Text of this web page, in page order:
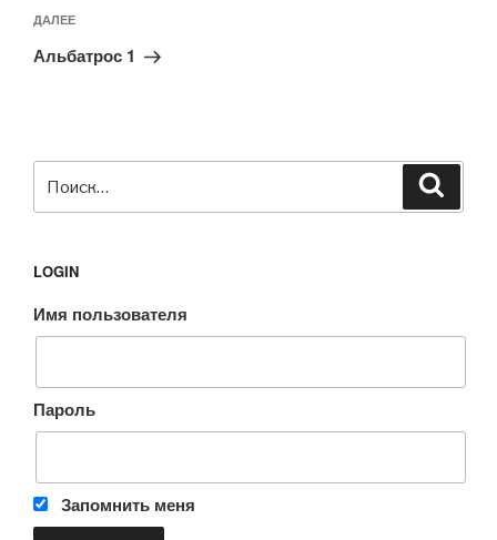
Следующая
запись
ДАЛЕЕ
Альбатрос 1
LOGIN
Имя пользователя
Пароль
Запомнить меня